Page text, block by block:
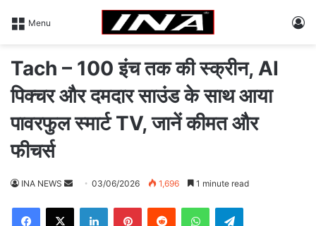
Menu
Tach – 100 इंच तक की स्क्रीन, AI
पिक्चर और दमदार साउंड के साथ आया
पावरफुल स्मार्ट TV, जानें कीमत और
फीचर्स
INA NEWS 03/06/2026 1,696 1 minute read